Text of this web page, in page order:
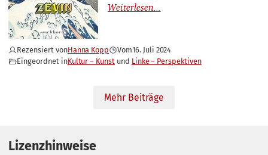
Rezensiert vonHanna Kopp Vom16. Juli 2024
Eingeordnet inKultur – Kunst Linke – Perspektiven
Mehr Beiträge
Lizenzhinweise